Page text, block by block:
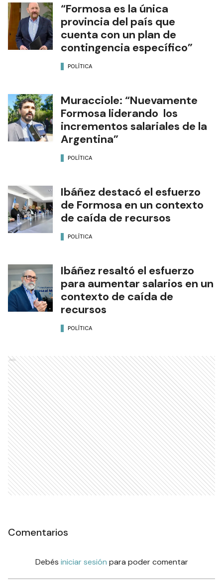
“Formosa es la única
provincia del país que
cuenta con un plan de
contingencia específico”
POLÍTICA
Muracciole: “Nuevamente
Formosa liderando los
incrementos salariales de la
Argentina”
POLÍTICA
Ibáñez destacó el esfuerzo
de Formosa en un contexto
de caída de recursos
POLÍTICA
Ibáñez resaltó el esfuerzo
para aumentar salarios en un
contexto de caída de
recursos
POLÍTICA
Ads
Comentarios
Debés iniciar sesión para poder comentar